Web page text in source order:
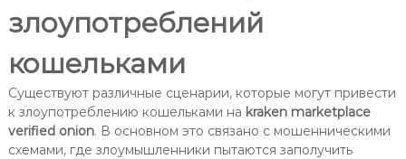
злоупотреблений
кошельками
Существуют различные сценарии, которые могут привести
к злоупотреблению кошельками на kraken marketplace
verified onion. В основном это связано с мошенническими
схемами, где злоумышленники пытаются заполучить